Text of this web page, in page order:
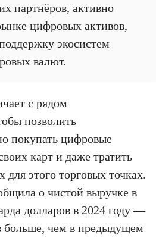
партнёров, активно
цифровых активов,
экосистем
валют.
с рядом
позволить
покупать цифровые
карт и даже тратить
для этого торговых точках.
о чистой выручке в
долларов в 2024 году —
больше, чем в предыдущем